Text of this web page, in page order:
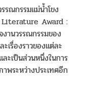
รณกรรมแม่น้ำโขง
Literature Award :
านวรรณกรรมของ
เรื่องราวของแต่ละ
ะเป็นส่วนหนึ่งในการ
พระหว่างประเทศอีก